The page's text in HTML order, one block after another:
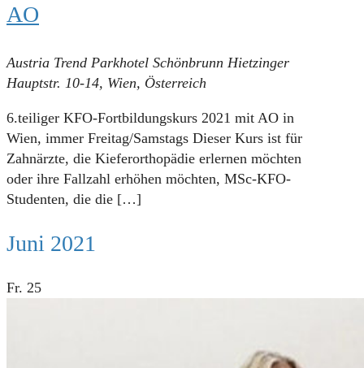
AO
Austria Trend Parkhotel Schönbrunn Hietzinger
Hauptstr. 10-14, Wien, Österreich
6.teiliger KFO-Fortbildungskurs 2021 mit AO in
Wien, immer Freitag/Samstags Dieser Kurs ist für
Zahnärzte, die Kieferorthopädie erlernen möchten
oder ihre Fallzahl erhöhen möchten, MSc-KFO-
Studenten, die die […]
Juni 2021
Fr. 25